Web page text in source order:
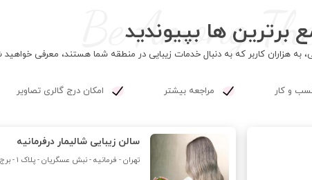
Be Among
برترین ها بپیوندید
به هزاران کاربر که به دنبال خدمات زیبایی در منطقه شما هستند، معرفی
و کار مراجعه بیشتر امکان درج گالری تصاویر
سالن زیبایی شالیمار درفرمانیه
تهران - فرمانیه - نبش عسگریان - پلاک ۱ - برج پارامیس - طبقه ۲ - واحد 204